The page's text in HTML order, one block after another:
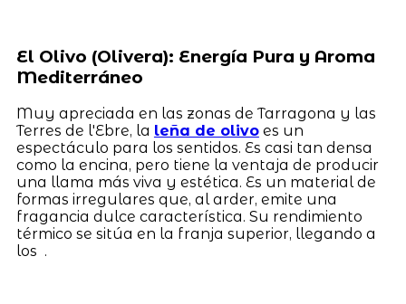
El Olivo (Olivera): Energía Pura y Aroma
Mediterráneo
Muy apreciada en las zonas de Tarragona y las
Terres de l'Ebre, la leña de olivoes un
espectáculo para los sentidos. Es casi tan densa
como la encina, pero tiene la ventaja de producir
una llama más viva y estética. Es un material de
formas irregulares que, al arder, emite una
fragancia dulce característica. Su rendimiento
térmico se sitúa en la franja superior, llegando a
los .